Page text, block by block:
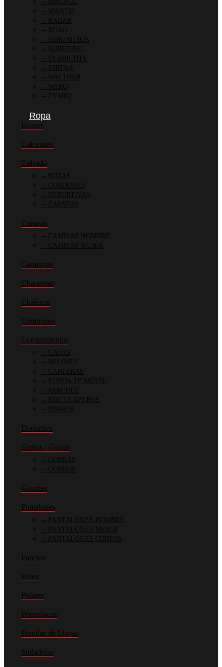
MAGPUL
MANTIS
RADAR
RUAG
SIMUNITION
SUREFIRE
ULBRICHTS
VIRTRA
WALTHER
WARQ
ZYMIQ
Ropa
Boxers
Calcetines
Calzado
BOTAS
CORDONES
DEPORTIVAS
ZAPATOS
Camisas
CAMISAS HOMBRE
CAMISAS MUJER
Camisetas
Chaquetas
Chalecos
Cinturones
Complementos
GAFAS
RELOJES
CARTERAS
FUNDA TF MÓVIL
PARCHES
EDC LLAVEROS
PERROS
Deportiva
Gorras / Gorros
GORRAS
GORROS
Guantes
Pantalones
PANTALONES HOMBRE
PANTALONES MUJER
PANTALONES CORTOS
Parches
Polos
Polares
Portaplacas
Prendas de Lluvia
Sudaderas